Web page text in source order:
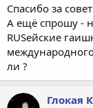
Спасибо за совет
А ещё спрошу -
RUSейские
ли ?
Глокая